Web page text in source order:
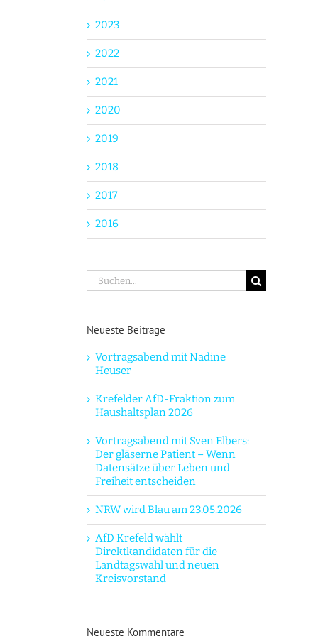
2023
2022
2021
2020
2019
2018
2017
2016
Suche
nach:
Neueste Beiträge
Vortragsabend mit Nadine
Heuser
Krefelder AfD-Fraktion zum
Haushaltsplan 2026
Vortragsabend mit Sven Elbers:
Der gläserne Patient – Wenn
Datensätze über Leben und
Freiheit entscheiden
NRW wird Blau am 23.05.2026
AfD Krefeld wählt
Direktkandidaten für die
Landtagswahl und neuen
Kreisvorstand
Neueste Kommentare